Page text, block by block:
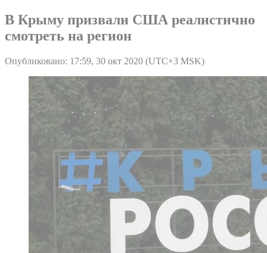
В Крыму призвали США реалистично
смотреть на регион
Опубликовано: 17:59, 30 окт 2020 (UTC+3 MSK)